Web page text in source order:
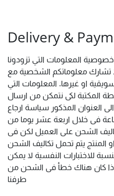
Delivery &
المعلومات التي تزودونا
تشارك معلوماتكم الشخصية مع
او غيرها. المعلومات التي
المكتبة لكى نتمكن من ارسال
العنوان المذكور سياسة ارجاع
فى خلال اربعة عشر يوما من
الشحن على العميل لكن فى
المنتج يتم تحمل تكاليف الشحن
للاختبارات النفسية لا يمكن
كان هناك خطأ فى الشحن من
طرفنا